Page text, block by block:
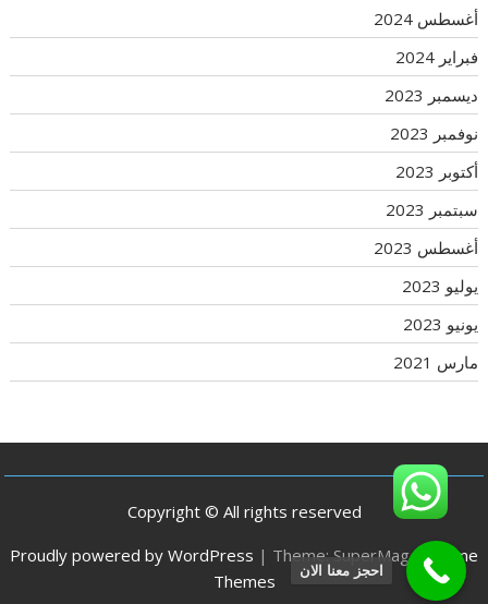
أغسطس 2024
فبراير 2024
ديسمبر 2023
نوفمبر 2023
أكتوبر 2023
سبتمبر 2023
أغسطس 2023
يوليو 2023
يونيو 2023
مارس 2021
Copyright © All rights reserved
Proudly powered by WordPress | Theme: SuperMag by
Acme
Themes
احجز معنا الان